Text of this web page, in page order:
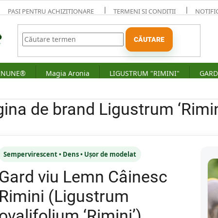
PAȘI PENTRU ACHIZIȚIONARE TERMENI ȘI CONDIȚII
CĂUTARE
Magia Aronia LIGUSTRUM "RIMINI"
de brand Ligustrum
Sempervirescent • Dens • Ușor de modelat
viu Lemn Câinesc
(Ligustrum